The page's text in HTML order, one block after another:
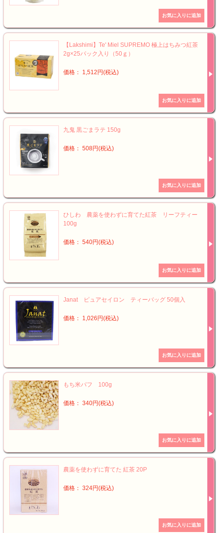
【Lakshimi】Te' Miel SUPREMO 極上はちみつ紅茶
2g×25パック入り（50ｇ）
価格： 1,512円(税込)
九鬼 黒ごまラテ 150g
価格： 508円(税込)
ひしわ 農薬を使わずに育てた紅茶 リーフティー
100g
価格： 540円(税込)
Janat ピュアセイロン ティーバッグ 50個入
価格： 1,026円(税込)
もち米パフ 100g
価格： 340円(税込)
農薬を使わずに育てた 紅茶 20P
価格： 324円(税込)